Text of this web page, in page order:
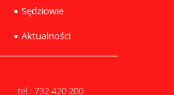
Sędziowie
Aktualności
tel.: 732 420 200